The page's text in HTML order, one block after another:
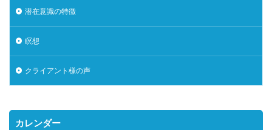
潜在意識の特徴
瞑想
クライアント様の声
カレンダー